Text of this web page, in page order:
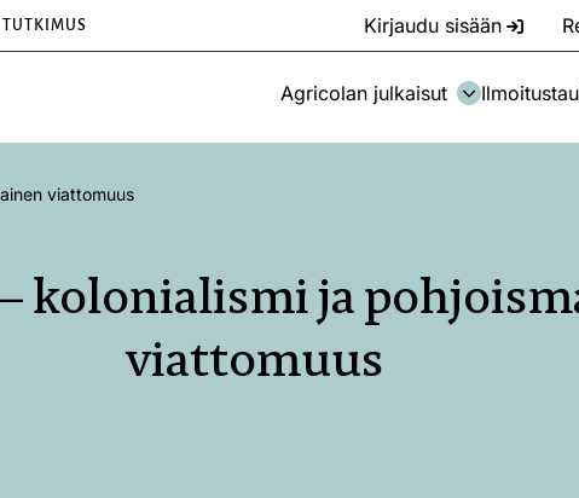
Kirjaudu sisään
Agricolan julkaisut
viattomuus
kolonialismi ja
viattomuus